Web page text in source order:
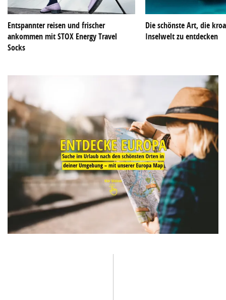
Entspannter reisen und frischer
ankommen mit STOX Energy Travel
Socks
Die schönste Art, die
Inselwelt zu entdecken